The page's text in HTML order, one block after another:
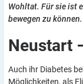
Wohltat. Für sie ist
bewegen zu können.
Neustart
Auch ihr Diabetes
Möglichkeiten, als